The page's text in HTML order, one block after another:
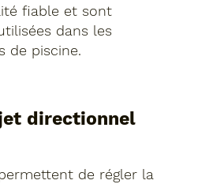
fiable et sont
dans les
de piscine.
directionnel
de régler la